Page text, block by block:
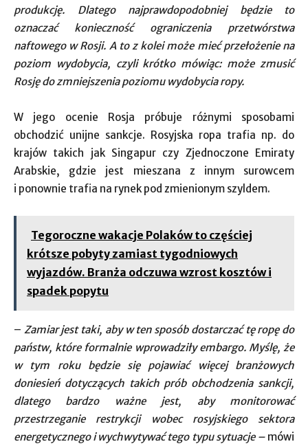
produkcję. Dlatego najprawdopodobniej będzie to
oznaczać konieczność ograniczenia przetwórstwa
naftowego w Rosji. A to z kolei może mieć przełożenie na
poziom wydobycia, czyli krótko mówiąc: może zmusić
Rosję do zmniejszenia poziomu wydobycia ropy.
W jego ocenie Rosja próbuje różnymi sposobami
obchodzić unijne sankcje. Rosyjska ropa trafia np. do
krajów takich jak Singapur czy Zjednoczone Emiraty
Arabskie, gdzie jest mieszana z innym surowcem
i ponownie trafia na rynek pod zmienionym szyldem.
Tegoroczne wakacje Polaków to częściej
krótsze pobyty zamiast tygodniowych
wyjazdów. Branża odczuwa wzrost kosztów i
spadek popytu
– Zamiar jest taki, aby w ten sposób dostarczać tę ropę do
państw, które formalnie wprowadziły embargo. Myślę, że
w tym roku będzie się pojawiać więcej branżowych
doniesień dotyczących takich prób obchodzenia sankcji,
dlatego bardzo ważne jest, aby monitorować
przestrzeganie restrykcji wobec rosyjskiego sektora
energetycznego i wychwytywać tego typu sytuacje –mówi